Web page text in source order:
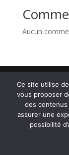
Aucun
Site officiel
Ce site utilise
vous proposer
des contenus
assurer une
possibilité